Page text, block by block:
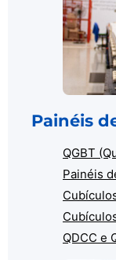
Painéis
QGBT
Painéis
QDCC e